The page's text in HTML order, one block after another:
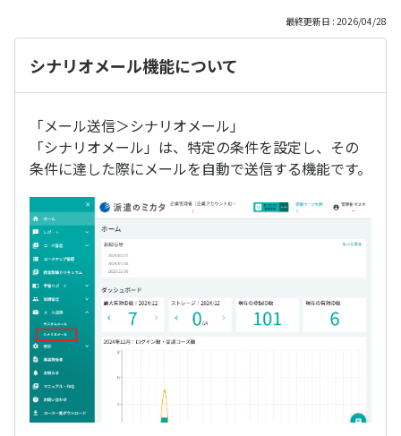
最終更新日 : 2026/04/28
シナリオメール機能について
「メール送信＞シナリオメール」
「シナリオメール」は、特定の条件を設定し、その
条件に達した際にメールを自動で送信する機能です。